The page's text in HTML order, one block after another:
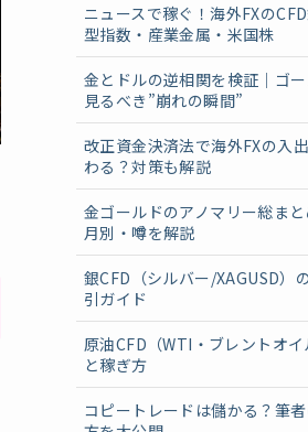
ニュースで稼ぐ！海外FXの
型指数・産業金属・米国株
金とドルの逆相関を検証｜ゴ
見るべき”崩れの瞬間”
改正資金決済法で海外FXの入
わる？対策も解説
金ゴールドのアノマリー総まと
月別・噂を解説
銀CFD（シルバー/XAGUSD）
引ガイド
原油CFD（WTI・ブレントオ
と稼ぎ方
コピートレードは儲かる？筆